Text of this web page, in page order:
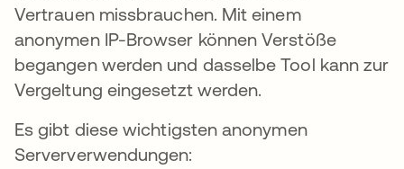
Vertrauen missbrauchen. Mit einem
anonymen IP-Browser können Verstöße
begangen werden und dasselbe Tool kann zur
Vergeltung eingesetzt werden.
Es gibt diese wichtigsten anonymen
Serververwendungen: